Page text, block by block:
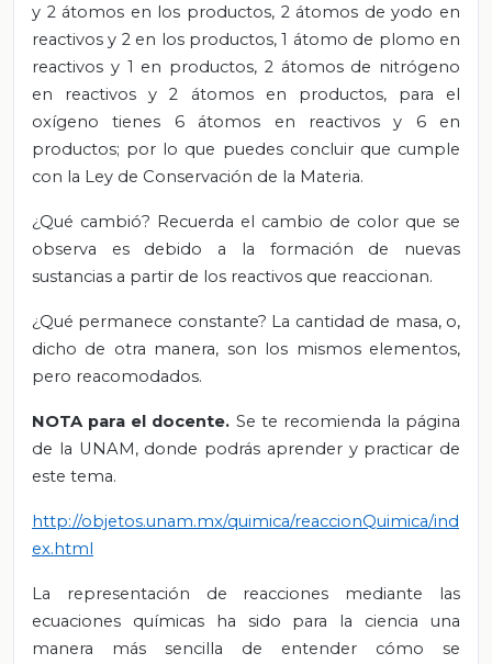
y 2 átomos en los productos, 2 átomos de yodo en
reactivos y 2 en los productos, 1 átomo de plomo en
reactivos y 1 en productos, 2 átomos de nitrógeno
en reactivos y 2 átomos en productos, para el
oxígeno tienes 6 átomos en reactivos y 6 en
productos; por lo que puedes concluir que cumple
con la Ley de Conservación de la Materia.
¿Qué cambió? Recuerda el cambio de color que se
observa es debido a la formación de nuevas
sustancias a partir de los reactivos que reaccionan.
¿Qué permanece constante? La cantidad de masa, o,
dicho de otra manera, son los mismos elementos,
pero reacomodados.
NOTA para el docente. Se te recomienda la página
de la UNAM, donde podrás aprender y practicar de
este tema.
http://objetos.unam.mx/quimica/reaccionQuimica/ind
ex.html
La representación de reacciones mediante las
ecuaciones químicas ha sido para la ciencia una
manera más sencilla de entender cómo se